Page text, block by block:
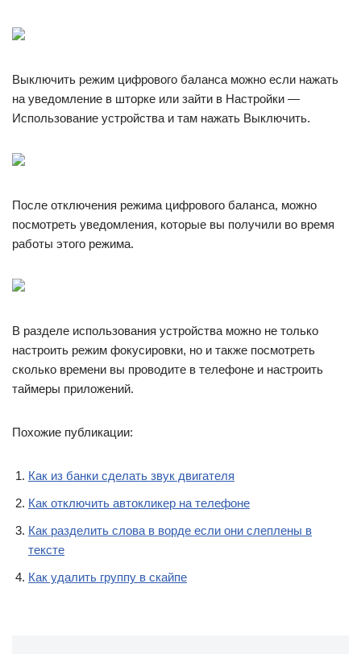
Выключить режим цифрового баланса можно если нажать
на уведомление в шторке или зайти в Настройки —
Использование устройства и там нажать Выключить.
После отключения режима цифрового баланса, можно
посмотреть уведомления, которые вы получили во время
работы этого режима.
В разделе использования устройства можно не только
настроить режим фокусировки, но и также посмотреть
сколько времени вы проводите в телефоне и настроить
таймеры приложений.
Похожие публикации:
Как из банки сделать звук двигателя
Как отключить автокликер на телефоне
Как разделить слова в ворде если они слеплены в
тексте
Как удалить группу в скайпе